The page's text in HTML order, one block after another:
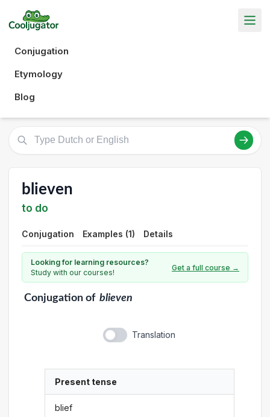
Conjugation
Etymology
Blog
blieven
to do
Conjugation Examples (1) Details
Looking for learning resources?
Study with our courses!
Get a full course →
Conjugationof blieven
Translation
Present tense
blief